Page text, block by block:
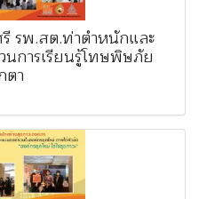
รพ.สต.ท่าตำหนักและ
การเรียนรู้โทษพิษภัย
ตา